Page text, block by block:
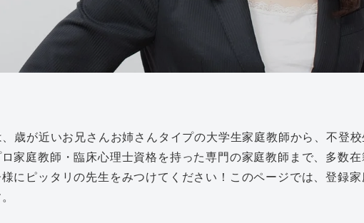
歳が近いお兄さんお姉さんタイプの大学生家庭教師から、不登
家庭教師・臨床心理士資格を持った専門の家庭教師まで、多数在
にピッタリの先生をみつけてください！このページでは、登録